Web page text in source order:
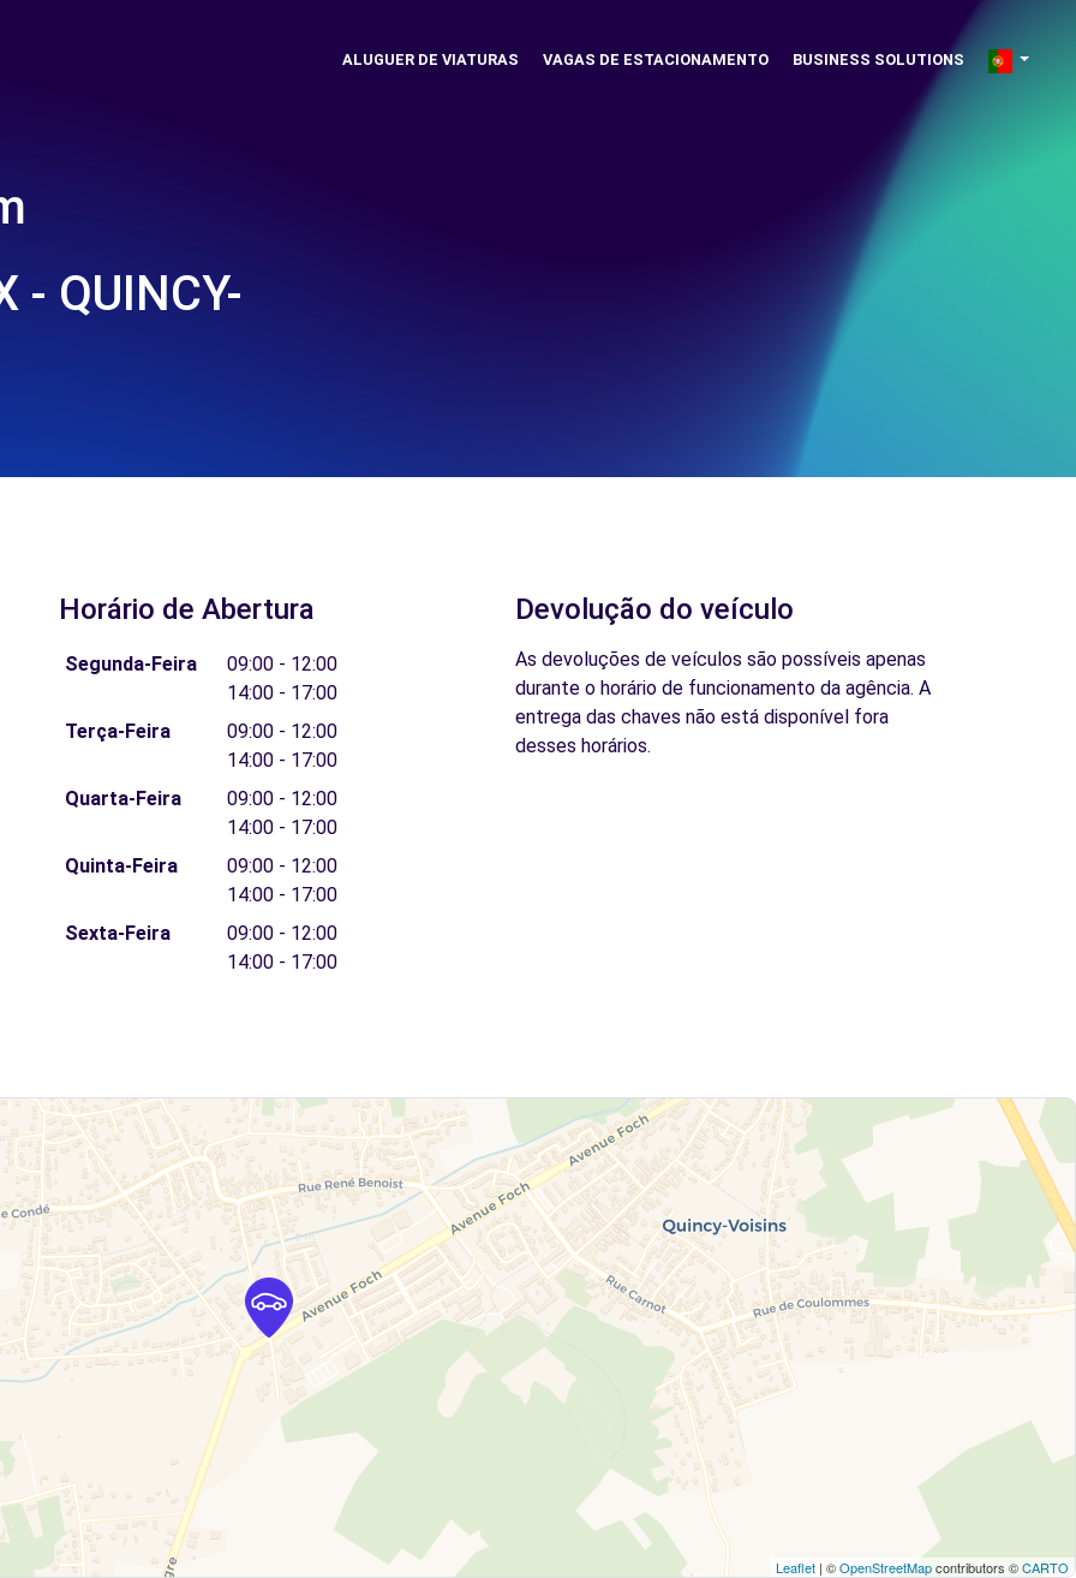
ALUGUER DE VIATURAS VAGAS DE ESTACIONAMENTO BUSINESS SOLUTIONS
- QUINCY-
Horário de Abertura
Segunda-Feira
09:00 - 12:00
14:00 - 17:00
Terça-Feira
09:00 - 12:00
14:00 - 17:00
Quarta-Feira
09:00 - 12:00
14:00 - 17:00
Quinta-Feira
09:00 - 12:00
14:00 - 17:00
Sexta-Feira
09:00 - 12:00
14:00 - 17:00
Devolução do veículo
As devoluções de veículos são possíveis apenas
durante o horário de funcionamento da agência. A
entrega das chaves não está disponível fora
desses horários.
Leaflet | ©OpenStreetMapcontributors ©CARTO